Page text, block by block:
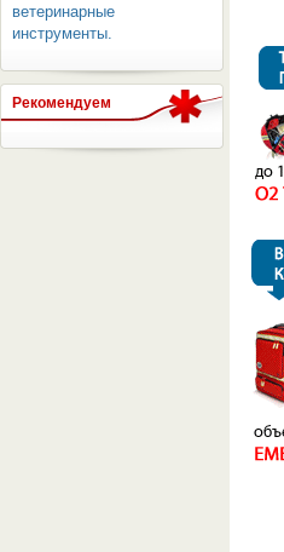
ветеринарные
инструменты.
Рекомендуем